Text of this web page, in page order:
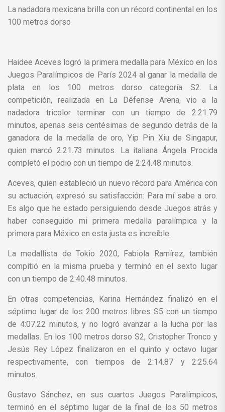
La nadadora mexicana brilla con un récord continental en los
100 metros dorso
Haidee Aceves logró la primera medalla para México en los
Juegos Paralímpicos de París 2024 al ganar la medalla de
plata en los 100 metros dorso categoría S2. La
competición, realizada en La Défense Arena, vio a la
nadadora tricolor terminar con un tiempo de 2:21.79
minutos, apenas seis centésimas de segundo detrás de la
ganadora de la medalla de oro, Yip Pin Xiu de Singapur,
quien marcó 2:21.73 minutos. La italiana Ángela Procida
completó el podio con un tiempo de 2:24.48 minutos.
Aceves, quien estableció un nuevo récord para América con
su actuación, expresó su satisfacción: Para mí sabe a oro.
Es algo que he estado persiguiendo desde Juegos atrás y
haber conseguido mi primera medalla paralímpica y la
primera para México en esta justa es increíble.
La medallista de Tokio 2020, Fabiola Ramírez, también
compitió en la misma prueba y terminó en el sexto lugar
con un tiempo de 2:40.48 minutos.
En otras competencias, Karina Hernández finalizó en el
séptimo lugar de los 200 metros libres S5 con un tiempo
de 4:07.22 minutos, y no logró avanzar a la lucha por las
medallas. En los 100 metros dorso S2, Cristopher Tronco y
Jesús Rey López finalizaron en el quinto y octavo lugar
respectivamente, con tiempos de 2:14.87 y 2:25.64
minutos.
Gustavo Sánchez, en sus cuartos Juegos Paralímpicos,
terminó en el séptimo lugar de la final de los 50 metros